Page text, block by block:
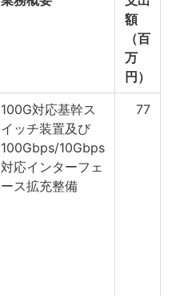
額
（百
万
円）
100G対応基幹ス
イッチ装置及び
100Gbps/10Gbps
対応インターフェ
ース拡充整備
77